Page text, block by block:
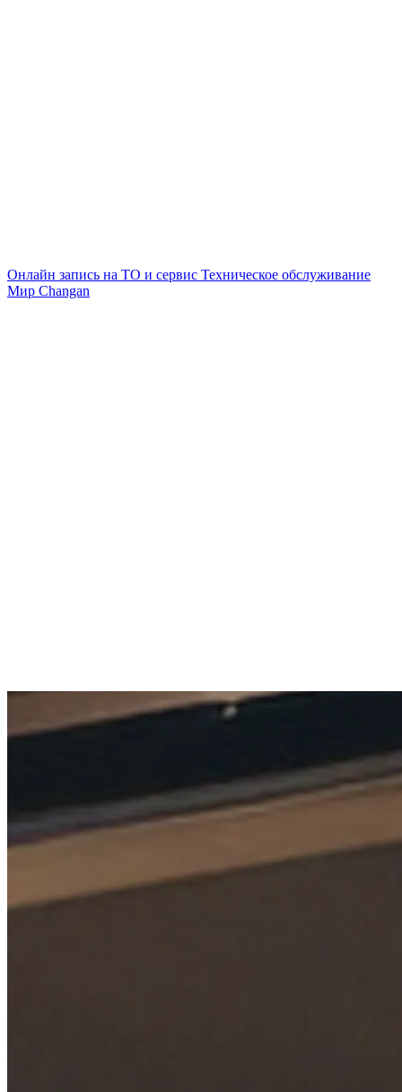
Онлайн запись на ТО и сервис Техническое обслуживание
Мир Changan